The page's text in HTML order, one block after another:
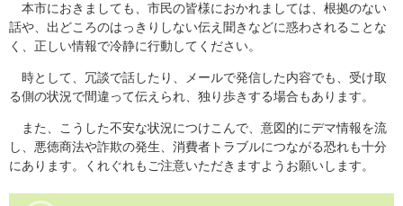
本市におきましても、市民の皆様におかれましては、根拠のない
話や、出どころのはっきりしない伝え聞きなどに惑わされることな
く、正しい情報で冷静に行動してください。
時として、冗談で話したり、メールで発信した内容でも、受け取
る側の状況で間違って伝えられ、独り歩きする場合もあります。
また、こうした不安な状況につけこんで、意図的にデマ情報を流
し、悪徳商法や詐欺の発生、消費者トラブルにつながる恐れも十分
にあります。くれぐれもご注意いただきますようお願いします。